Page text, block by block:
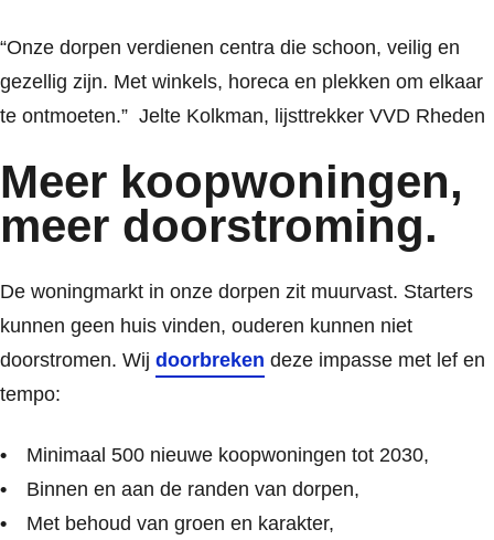
“Onze dorpen verdienen centra die schoon, veilig en
gezellig zijn. Met winkels, horeca en plekken om elkaar
te ontmoeten.” Jelte Kolkman, lijsttrekker VVD Rheden
Meer koopwoningen,
meer doorstroming.
De woningmarkt in onze dorpen zit muurvast. Starters
kunnen geen huis vinden, ouderen kunnen niet
doorstromen. Wij doorbreken deze impasse met lef en
tempo:
Minimaal 500 nieuwe koopwoningen tot 2030,
Binnen en aan de randen van dorpen,
Met behoud van groen en karakter,